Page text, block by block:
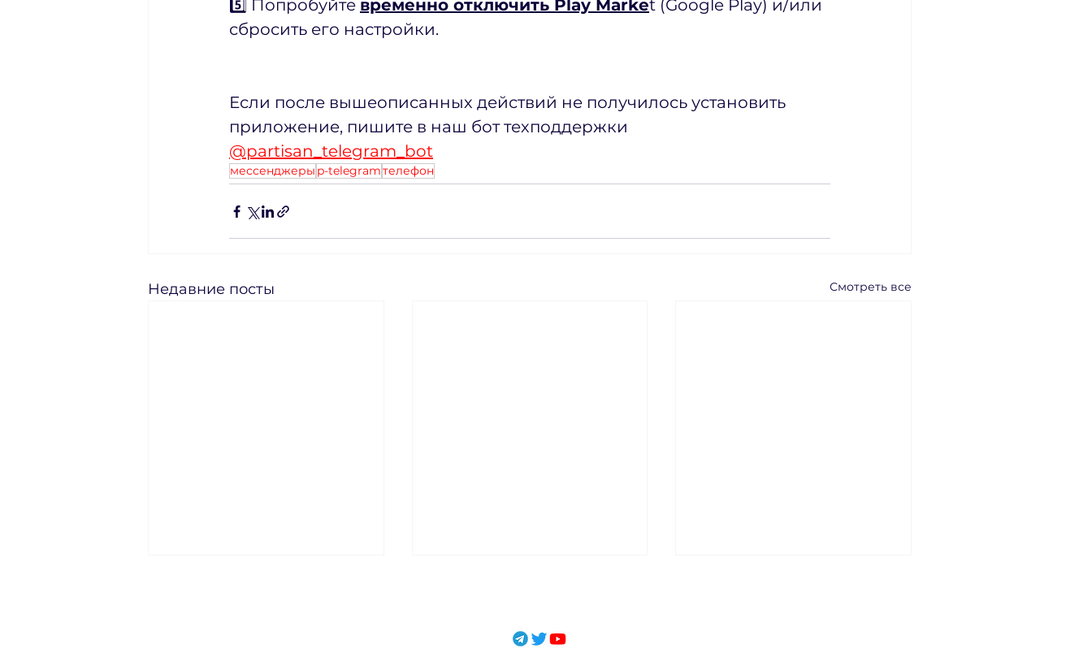
5️⃣ Попробуйте временно отключить Play Market (Google Play) и/или
сбросить его настройки.
Если после вышеописанных действий не получилось установить
приложение, пишите в наш бот техподдержки
@partisan_telegram_bot
мессенджеры p-telegramтелефон
Недавние посты Смотреть все